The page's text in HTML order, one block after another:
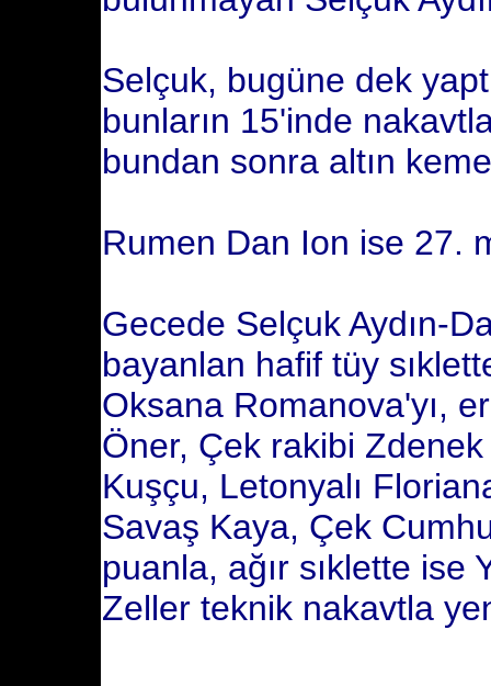
Selçuk, bugüne dek
bunların 15'inde
bundan sonra altın
Rumen Dan Ion ise 27.
Gecede Selçuk Aydın-
bayanlan hafif tüy
Oksana Romanova'yı,
Öner, Çek rakibi
Kuşçu, Letonyalı
Savaş Kaya, Çek
puanla, ağır sıklette ise
Zeller teknik nakavtla